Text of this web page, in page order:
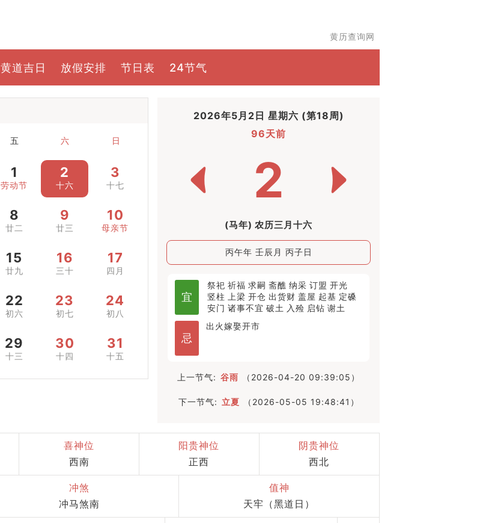
黄历查询网
黄道吉日 放假安排 节日表 24节气
五 六 日
1
劳动节
2
十六
3
十七
8
廿二
9
廿三
10
母亲节
15
廿九
16
三十
17
四月
22
初六
23
初七
24
初八
29
十三
30
十四
31
十五
2026年5月2日 星期六 (第18周)
96天前
2
(马年) 农历三月十六
丙午年 壬辰月 丙子日
宜
祭祀 祈福 求嗣 斋醮 纳采 订盟 开光
竖柱
上梁 开仓 出货财 盖屋 起基 定磉
安门 诸事不宜 破土 入殓 启钻 谢土
忌
出火嫁娶开市
上一节气: 谷雨 （2026-04-20 09:39:05）
下一节气: 立夏 （2026-05-05 19:48:41）
喜神位
西南
阳贵神位
正西
阴贵神位
西北
冲煞
冲马煞南
值神
天牢（黑道日）